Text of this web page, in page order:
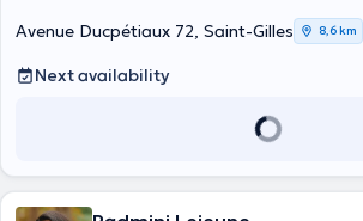
Avenue Ducpétiaux 72, Saint-Gilles 8,6 km
Next availability